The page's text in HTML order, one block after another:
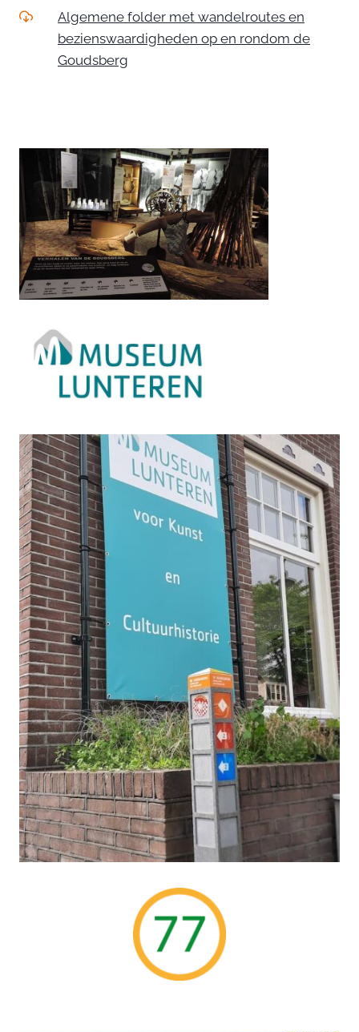
Algemene folder met wandelroutes en
bezienswaardigheden op en rondom de
Goudsberg